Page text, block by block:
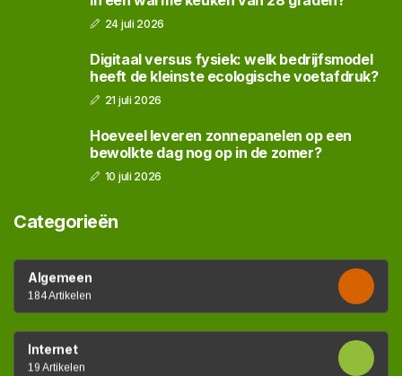
24 juli 2026
Digitaal versus fysiek: welk bedrijfsmodel
heeft de kleinste ecologische voetafdruk?
21 juli 2026
Hoeveel leveren zonnepanelen op een
bewolkte dag nog op in de zomer?
10 juli 2026
Categorieën
Algemeen
184 Artikelen
Internet
19 Artikelen